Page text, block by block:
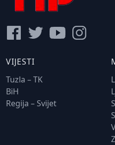
VIJESTI
Tuzla – TK
BiH
Regija – Svijet